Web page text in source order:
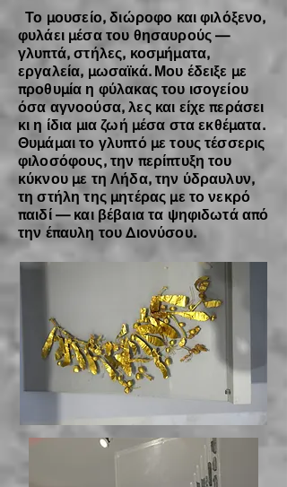
Το μουσείο, διώροφο και φιλόξενο,
φυλάει μέσα του θησαυρούς —
γλυπτά, στήλες, κοσμήματα,
εργαλεία, μωσαϊκά. Μου έδειξε με
προθυμία η φύλακας του ισογείου
όσα αγνοούσα, λες και είχε περάσει
κι η ίδια μια ζωή μέσα στα εκθέματα.
Θυμάμαι το γλυπτό με τους τέσσερις
φιλοσόφους, την περίπτυξη του
κύκνου με τη Λήδα, την ύδραυλυν,
τη στήλη της μητέρας με το νεκρό
παιδί — και βέβαια τα ψηφιδωτά από
την έπαυλη του Διονύσου.